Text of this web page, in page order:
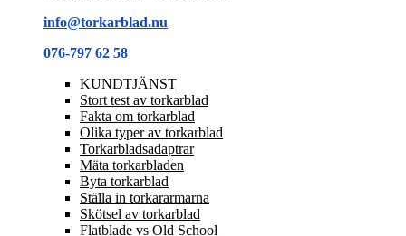
info@torkarblad.nu
076-797 62 58
KUNDTJÄNST
Stort test av torkarblad
Fakta om torkarblad
Olika typer av torkarblad
Torkarbladsadaptrar
Mäta torkarbladen
Byta torkarblad
Ställa in torkararmarna
Skötsel av torkarblad
Flatblade vs Old School